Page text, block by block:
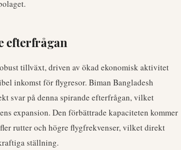
efterfrågan
tillväxt, driven av ökad ekonomisk aktivitet
inkomst för flygresor. Biman Bangladesh
svar på denna spirande efterfrågan, vilket
expansion. Den förbättrade kapaciteten kommer
rutter och högre flygfrekvenser, vilket direkt
ställning.